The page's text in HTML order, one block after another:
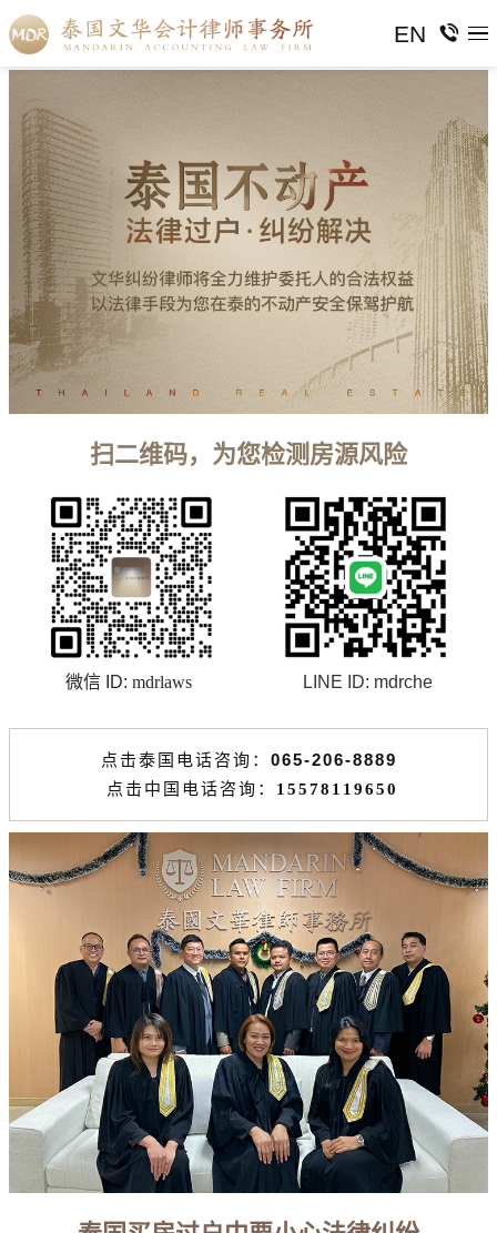
EN
扫二维码，为您检测房源风险
微信 ID: mdrlaws LINE ID: mdrche
点击泰国电话咨询： 065-206-8889
点击中国电话咨询 ： 15578119650